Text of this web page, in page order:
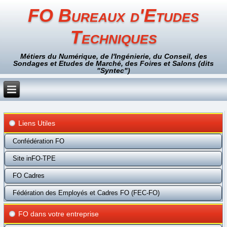
FO Bureaux d'Etudes
Techniques
Métiers du Numérique, de l'Ingénierie, du Conseil, des
Sondages et Etudes de Marché, des Foires et Salons (dits
"Syntec")
Liens Utiles
Confédération FO
Site inFO-TPE
FO Cadres
Fédération des Employés et Cadres FO (FEC-FO)
FO dans votre entreprise